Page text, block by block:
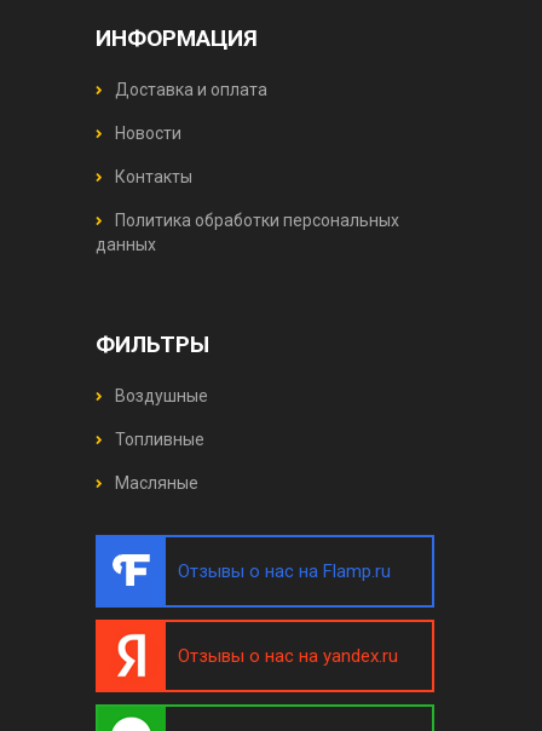
ИНФОРМАЦИЯ
Доставка и оплата
Новости
Контакты
Политика обработки персональных
данных
ФИЛЬТРЫ
Воздушные
Топливные
Масляные
Отзывы о нас на Flamp.ru
Отзывы о нас на yandex.ru